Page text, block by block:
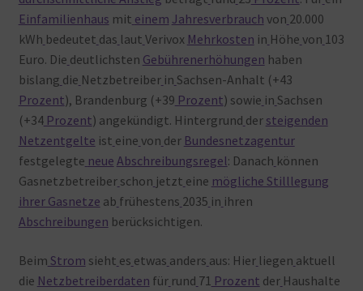
Einfamilienhaus mit einem Jahresverbrauch von 20.000
kWh bedeutet das laut Verivox Mehrkosten in Höhe von 103
Euro. Die deutlichsten Gebührenerhöhungen haben
bislang die Netzbetreiber in Sachsen-Anhalt (+43
Prozent), Brandenburg (+39 Prozent) sowie in Sachsen
(+34Prozent) angekündigt. Hintergrund der steigenden
Netzentgelte ist eine von der Bundesnetzagentur
festgelegte neue Abschreibungsregel: Danach können
Gasnetzbetreiber schon jetzt eine mögliche Stilllegung
ihrer Gasnetze ab frühestens 2035 in ihren
Abschreibungen berücksichtigen.
Beim Strom sieht es etwas anders aus: Hier liegen aktuell
die Netzbetreiberdaten für rund 71 Prozent der Haushalte